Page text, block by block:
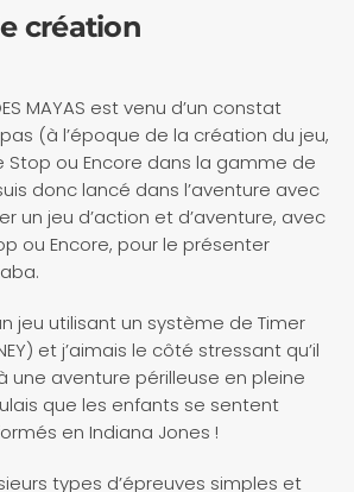
création
MAYAS est venu d’un constat
pas (à l’époque de la création du jeu,
Stop ou Encore dans la gamme de
donc lancé dans l’aventure avec
un jeu d’action et d’aventure, avec
ou Encore, pour le présenter
jeu utilisant un système de Timer
et j’aimais le côté stressant qu’il
une aventure périlleuse en pleine
que les enfants se sentent
en Indiana Jones !
types d’épreuves simples et